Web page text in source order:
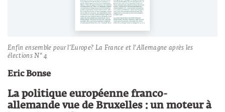
Enfin ensemble pour l’Europe? La France et l’Allemagne après les
élections N° 4
Eric Bonse
La politique européenne franco-
allemande vue de Bruxelles : un moteur à